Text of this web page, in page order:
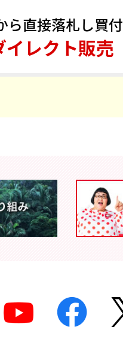
ら直接落札し買付
イレクト販売